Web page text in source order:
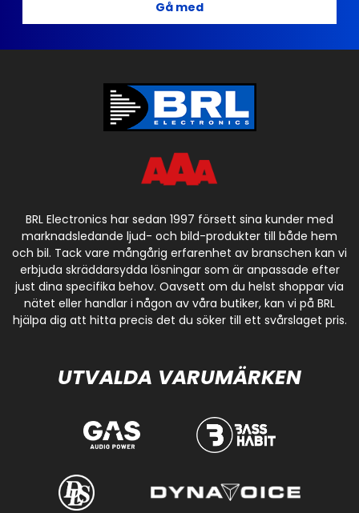
Gå med
BRL Electronics har sedan 1997 försett sina kunder med
marknadsledande ljud- och bild-produkter till både hem
och bil. Tack vare mångårig erfarenhet av branschen kan vi
erbjuda skräddarsydda lösningar som är anpassade efter
just dina specifika behov. Oavsett om du helst shoppar via
nätet eller handlar i någon av våra butiker, kan vi på BRL
hjälpa dig att hitta precis det du söker till ett svårslaget pris.
UTVALDA VARUMÄRKEN